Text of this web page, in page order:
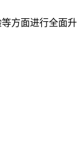
方面进行全面